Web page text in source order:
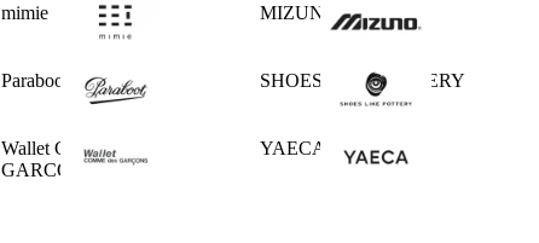
mimie MIZUNO
Paraboot SHOES LIKE POTTERY
Wallet COMME des
GARCONS
YAECA